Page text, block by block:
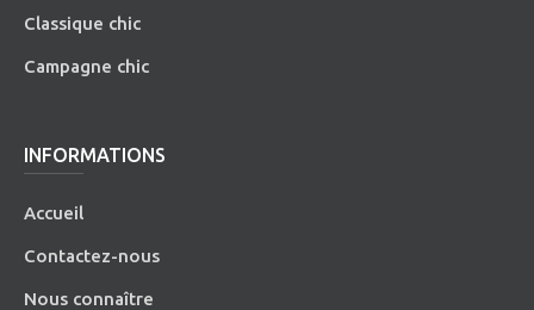
Classique chic
Campagne chic
INFORMATIONS
Accueil
Contactez-nous
Nous connaître